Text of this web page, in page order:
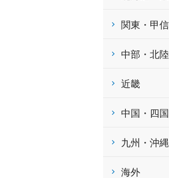
関東・甲
中部・北陸
近畿
中国・四国
九州・沖縄
海外